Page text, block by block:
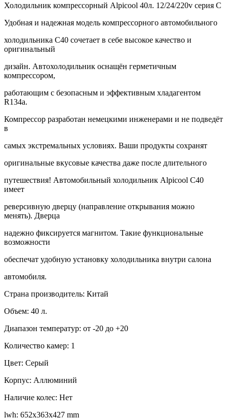
Холодильник компрессорный Alpicool 40л. 12/24/220v серия С
Удобная и надежная модель компрессорного автомобильного
холодильника C40 сочетает в себе высокое качество и
оригинальный
дизайн. Автохолодильник оснащён герметичным
компрессором,
работающим с безопасным и эффективным хладагентом
R134a.
Компрессор разработан немецкими инженерами и не подведёт
в
самых экстремальных условиях. Ваши продукты сохранят
оригинальные вкусовые качества даже после длительного
путешествия! Автомобильный холодильник Alpicool C40
имеет
реверсивную дверцу (направление открывания можно
менять). Дверца
надежно фиксируется магнитом. Такие функциональные
возможности
обеспечат удобную установку холодильника внутри салона
автомобиля.
Страна производитель: Китай
Объем: 40 л.
Диапазон температур: от -20 до +20
Количество камер: 1
Цвет: Серый
Корпус: Аллюминий
Наличие колес: Нет
lwh: 652x363x427 mm